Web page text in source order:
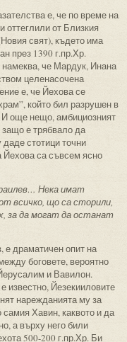
е, че по време на
оттеглили от Близкия
свят), където има
през 1390 г.пр.Хр.
че Мардук, Инана
целенасочена
е, че Йехова се
който бил разрушен в
И още нещо, амбициозният
е трябвало да
стотици точни
Йехова са съвсем ясно
Нека имат
всичко, що са сторили,
за да могат да останат
е драматичен опит на
боговете, вероятно
и Вавилон.
известно, Йезекииловите
нарежданията му за
Хавин, каквото и да
а върху него били
500-200 г.пр.Хр. Би